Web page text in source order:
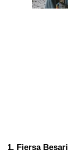
1. Fiersa Besari